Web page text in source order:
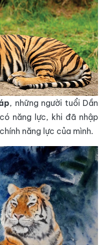
, những người tuổi Dần
năng lực, khi đã nhập
năng lực của mình.